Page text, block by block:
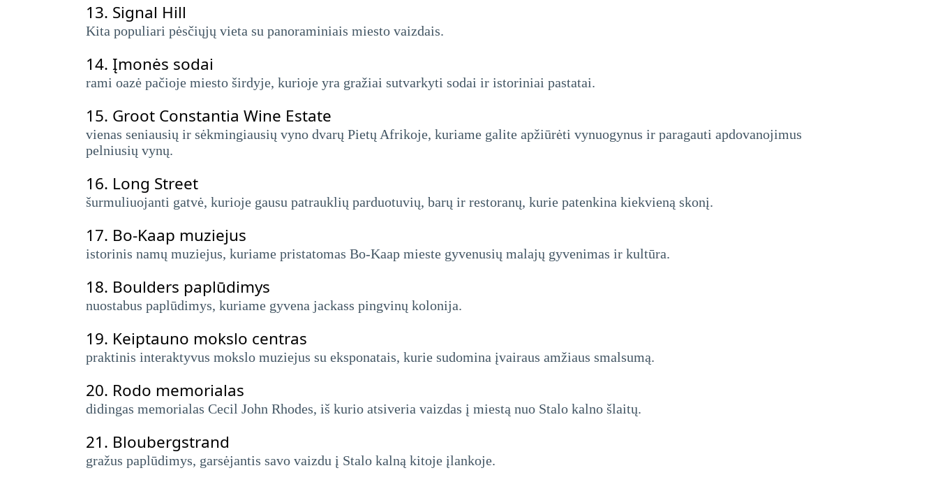
13. Signal Hill
Kita populiari pėsčiųjų vieta su panoraminiais miesto vaizdais.
14. Įmonės sodai
rami oazė pačioje miesto širdyje, kurioje yra gražiai sutvarkyti sodai ir istoriniai pastatai.
15. Groot Constantia Wine Estate
vienas seniausių ir sėkmingiausių vyno dvarų Pietų Afrikoje, kuriame galite apžiūrėti vynuogynus ir paragauti apdovanojimus
pelniusių vynų.
16. Long Street
šurmuliuojanti gatvė, kurioje gausu patrauklių parduotuvių, barų ir restoranų, kurie patenkina kiekvieną skonį.
17. Bo-Kaap muziejus
istorinis namų muziejus, kuriame pristatomas Bo-Kaap mieste gyvenusių malajų gyvenimas ir kultūra.
18. Boulders paplūdimys
nuostabus paplūdimys, kuriame gyvena jackass pingvinų kolonija.
19. Keiptauno mokslo centras
praktinis interaktyvus mokslo muziejus su eksponatais, kurie sudomina įvairaus amžiaus smalsumą.
20. Rodo memorialas
didingas memorialas Cecil John Rhodes, iš kurio atsiveria vaizdas į miestą nuo Stalo kalno šlaitų.
21. Bloubergstrand
gražus paplūdimys, garsėjantis savo vaizdu į Stalo kalną kitoje įlankoje.